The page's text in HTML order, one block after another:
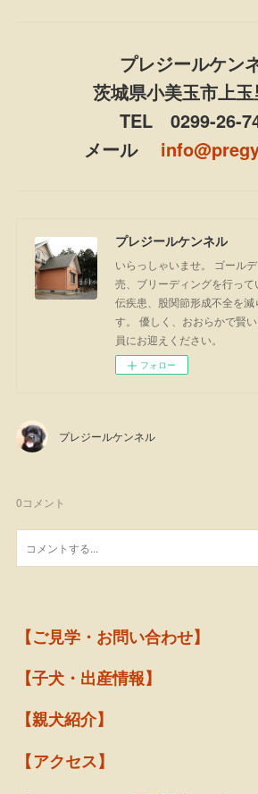
プレジールケン
茨城県小美玉市上
TEL 0299-26-
メール
プレジールケンネル
いらっしゃいませ。 ゴール
売、ブリーディングを行っ
伝疾患、股関節形成不全を減
す。 優しく、おおらかで賢
員にお迎えください。
フォロー
プレジールケンネル
0コメント
【ご見学・お問い合わせ】
【子犬・出産情報】
【親犬紹介】
【アクセス】